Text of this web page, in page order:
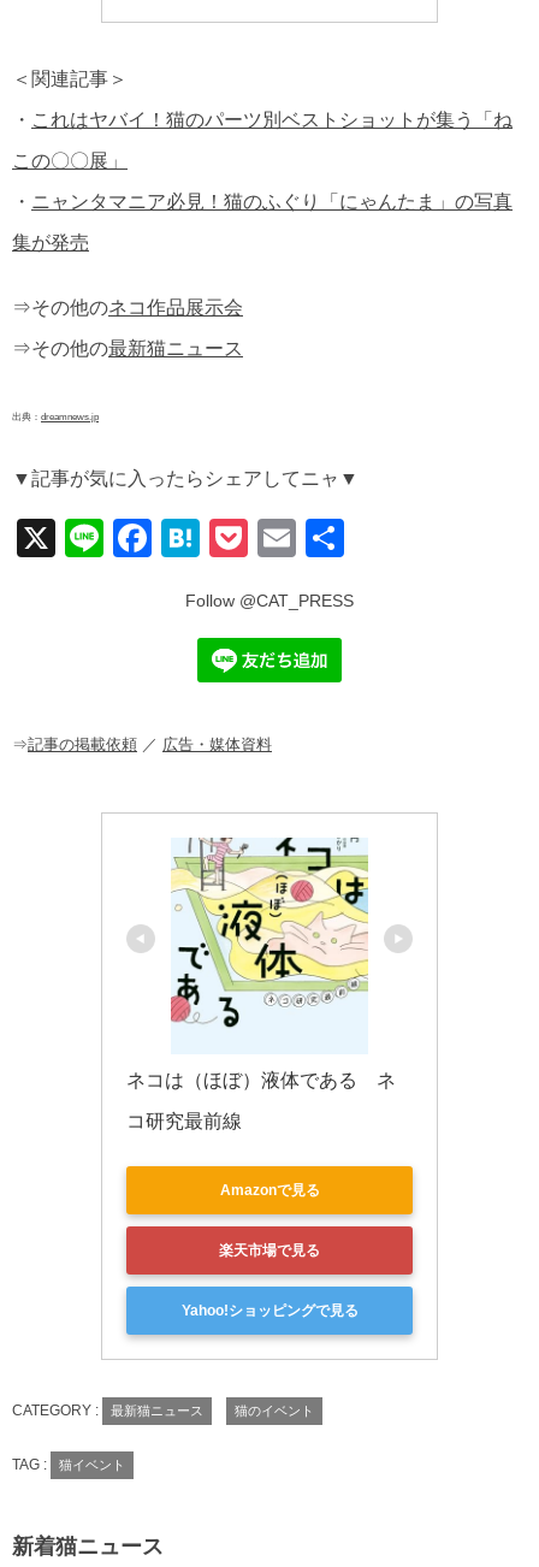
＜関連記事＞
・ これはヤバイ！猫のパーツ別ベストショットが集う「ね
この〇〇展」
・ ニャンタマニア必見！猫のふぐり「にゃんたま」の写真
集が発売
⇒その他のネコ作品展示会
⇒その他の最新猫ニュース
出典： dreamnews.jp
▼記事が気に入ったらシェアしてニャ▼
X
Li
F
o
k
H
e
n
a
P
ck
et
E
ail
ネコは（ほぼ）液体である　ネ
コ研究最前線
最新猫ニュース 猫のイベント
猫イベント
新着猫ニュース